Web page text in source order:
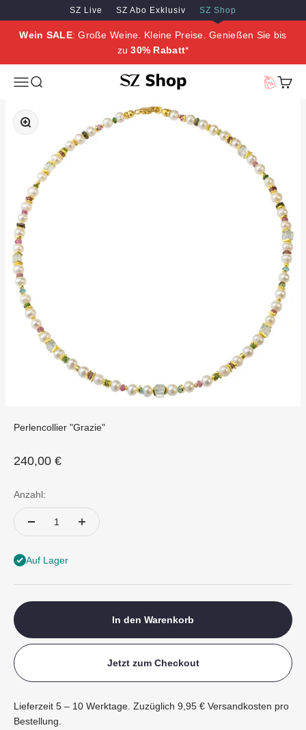
Zum Inhalt springen
Zum Hauptinhalt springen
SZ Live SZ Abo Exklusiv SZ Shop
Wein SALE: Große Weine. Kleine Preise. Genießen Sie bis
zu30% Rabatt*
MenüSuche SZ Erleben
Bild vergrößern
Perlencollier "Grazie"
Angebot
240,00 €
Anzahl:
Auf Lager
In den Warenkorb
Jetzt zum Checkout
Lieferzeit 5 – 10 Werktage. Zuzüglich 9,95 € Versandkosten pro
Bestellung.